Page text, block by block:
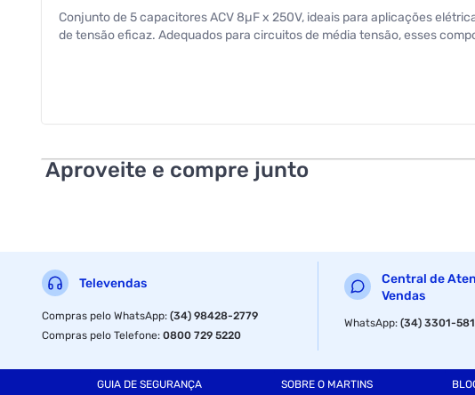
Conjunto de 5 capacitores ACV 8µF x 250V, ideais para aplicações
de tensão eficaz. Adequados para circuitos de média tensão, esses
Aproveite e compre junto
Televendas
Compras pelo WhatsApp:(34) 98428-2779
Compras pelo Telefone:0800 729 5220
Central de
Vendas
WhatsApp:(34) 3301-
GUIA DE SEGURANÇA SOBRE O MARTINS